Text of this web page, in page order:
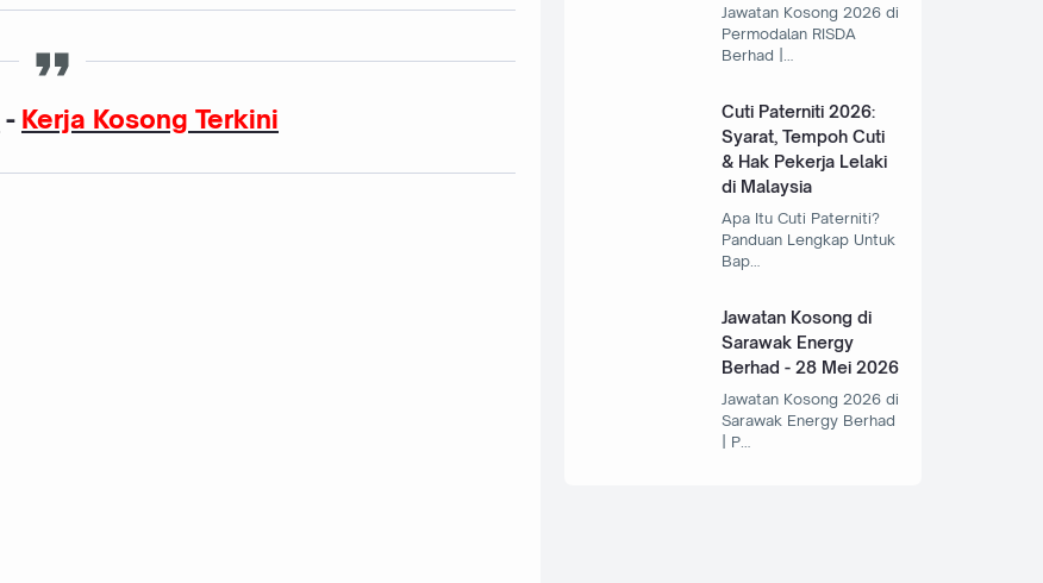
- Kerja Kosong Terkini
Jawatan Kosong 2026 di
Permodalan RISDA
Cuti Paterniti 2026:
Syarat, Tempoh Cuti
& Hak Pekerja Lelaki
di Malaysia
Apa Itu Cuti Paterniti?
Panduan Lengkap Untuk
Bap…
Jawatan Kosong di
Sarawak Energy
Berhad - 28 Mei 2026
Jawatan Kosong 2026 di
Sarawak Energy Berhad
| P…